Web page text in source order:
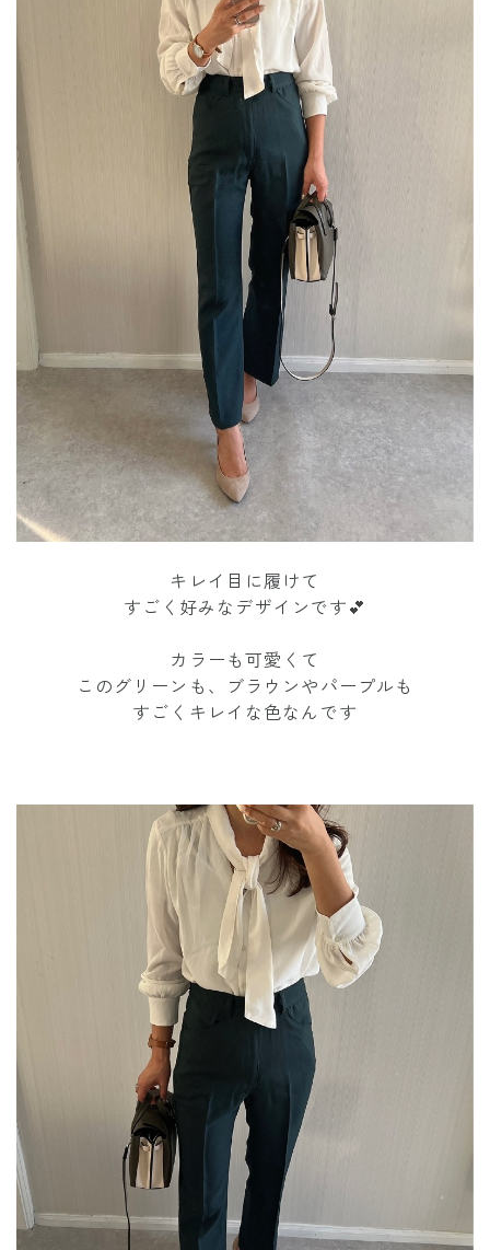
キレイ目に履けて
すごく好みなデザインです💕
カラーも可愛くて
このグリーンも、ブラウンやパープルも
すごくキレイな色なんです